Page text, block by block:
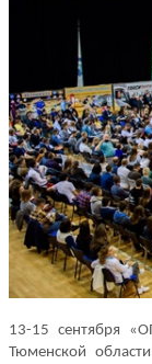
13-15 сентября
Тюменской